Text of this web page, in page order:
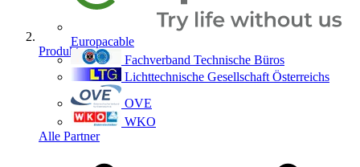
Europacable
Fachverband Technische Büros
Lichttechnische Gesellschaft Österreichs
OVE
WKO
Alle Partner
Produkte